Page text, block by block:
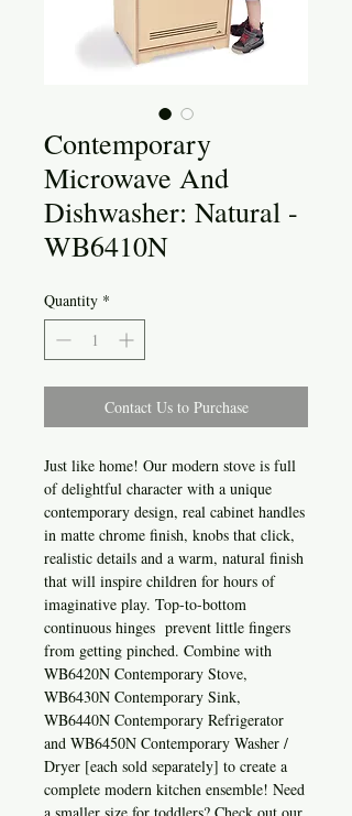
Contemporary
Microwave And
Dishwasher: Natural -
WB6410N
Quantity *
Contact Us to Purchase
Just like home! Our modern stove is full
of delightful character with a unique
contemporary design, real cabinet handles
in matte chrome finish, knobs that click,
realistic details and a warm, natural finish
that will inspire children for hours of
imaginative play. Top-to-bottom
continuous hinges prevent little fingers
from getting pinched. Combine with
WB6420N Contemporary Stove,
WB6430N Contemporary Sink,
WB6440N Contemporary Refrigerator
and WB6450N Contemporary Washer /
Dryer [each sold separately] to create a
complete modern kitchen ensemble! Need
a smaller size for toddlers? Check out our